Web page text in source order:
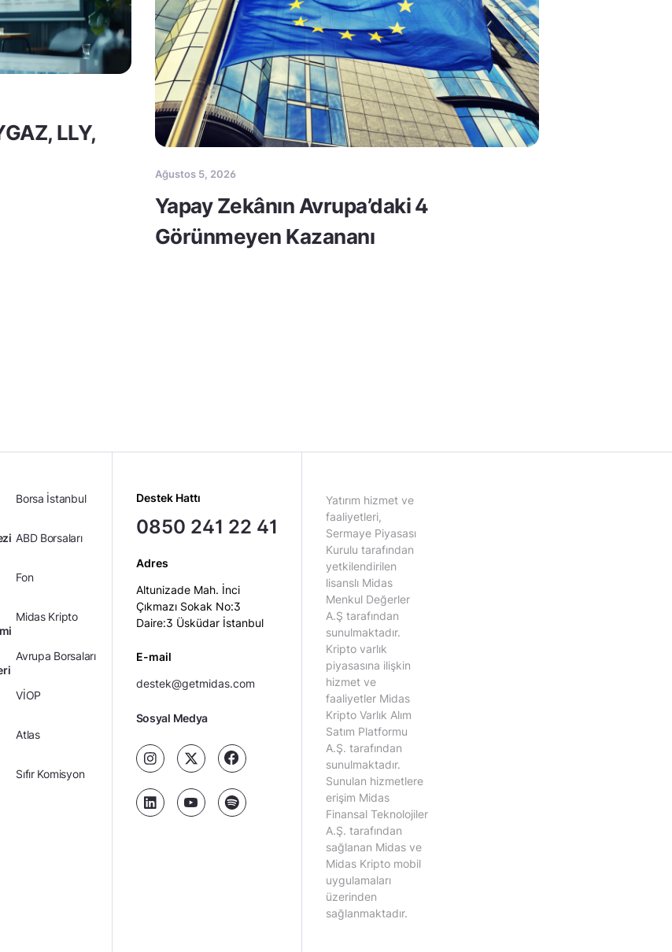
LLY,
Ağustos 5, 2026
Yapay Zekânın Avrupa’daki 4
Görünmeyen Kazananı
Borsa İstanbul
ABD Borsaları
Fon
Midas Kripto
Avrupa Borsaları
VİOP
Atlas
Sıfır Komisyon
Destek Hattı
0850 241 22 41
Adres
Altunizade Mah. İnci
Çıkmazı Sokak No:3
Daire:3 Üsküdar İstanbul
E-mail
destek@getmidas.com
Sosyal Medya
Yatırım hizmet ve
faaliyetleri,
Sermaye Piyasası
Kurulu tarafından
yetkilendirilen
lisanslı Midas
Menkul Değerler
A.Ş tarafından
sunulmaktadır.
Kripto varlık
piyasasına ilişkin
hizmet ve
faaliyetler Midas
Kripto Varlık Alım
Satım Platformu
A.Ş. tarafından
sunulmaktadır.
Sunulan hizmetlere
erişim Midas
Finansal Teknolojiler
A.Ş. tarafından
sağlanan Midas ve
Midas Kripto mobil
uygulamaları
üzerinden
sağlanmaktadır.